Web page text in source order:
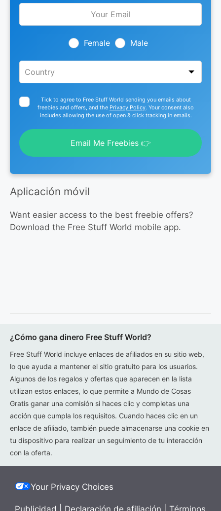
Leave
Female Male
Tick to agree to Free Stuff World sending you emails about
freebies and offers, and the Privacy Policy. Your consent also
includes allowing the use of open & click tracking in emails.
Email Me Freebies 👉
Aplicación móvil
Want easier access to the best freebie offers?
Download the Free Stuff World mobile app.
¿Cómo gana dinero Free Stuff World?
Free Stuff World incluye enlaces de afiliados en su sitio web,
lo que ayuda a mantener el sitio gratuito para los usuarios.
Algunos de los regalos y ofertas que aparecen en la lista
utilizan estos enlaces, lo que permite a Mundo de Cosas
Gratis ganar una comisión si haces clic y completas una
acción que cumpla los requisitos. Cuando haces clic en un
enlace de afiliado, también puede almacenarse una cookie en
tu dispositivo para realizar un seguimiento de tu interacción
con la oferta.
Your Privacy Choices